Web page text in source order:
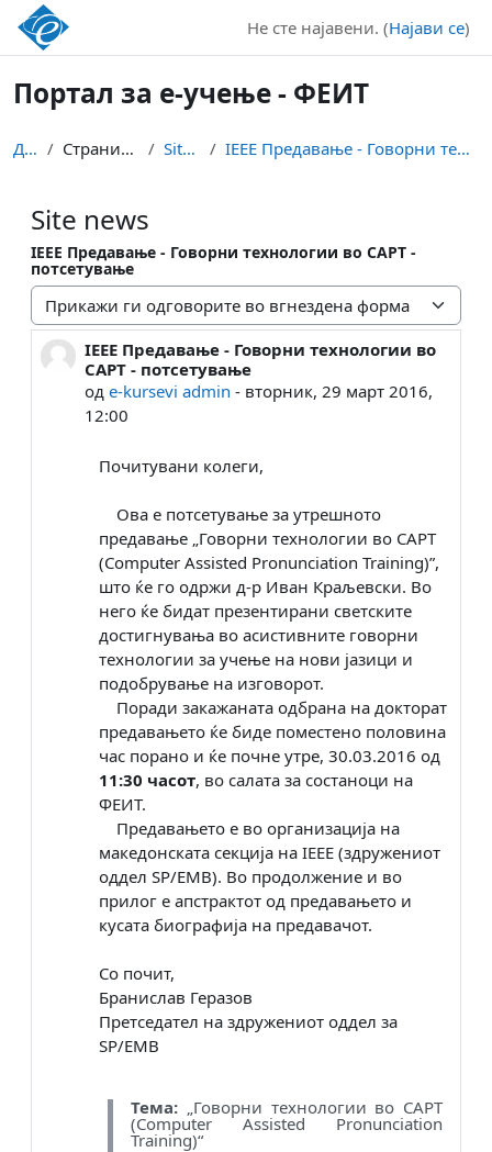
Оди до главна содржина
Не сте најавени. (Најави се)
Портал за е-учење - ФЕИТ
Дома Страници на сајт Site news IEEE Предавање - Говорни технологии во CAPT - по...
Site news
IEEE Предавање - Говорни технологии во CAPT -
потсетување
Прикажување
IEEE Предавање - Говорни технологии во
CAPT - потсетување
од e-kursevi admin - вторник, 29 март 2016,
12:00
Број на одговори: 0
Почитувани колеги,
Ова е потсетување за утрешното
предавање „Говорни технологии во CAPT
(Computer Assisted Pronunciation Training)”,
што ќе го одржи д-р Иван Краљевски. Во
него ќе бидат презентирани светските
достигнувања во асистивните говорни
технологии за учење на нови јазици и
подобрување на изговорот.
Поради закажаната одбрана на докторат
предавањето ќе биде поместено половина
час порано и ќе почне утре, 30.03.2016 од
11:30 часот, во салата за состаноци на
ФЕИТ.
Предавањето е во организација на
македонската секција на IEEE (здружениот
оддел SP/EMB). Во продолжение и во
прилог е апстрактот од предавањето и
кусата биографија на предавачот.
Со почит,
Бранислав Геразов
Претседател на здружениот оддел за
SP/EMB
Тема: „Говорни технологии во CAPT
(Computer Assisted Pronunciation
Training)“